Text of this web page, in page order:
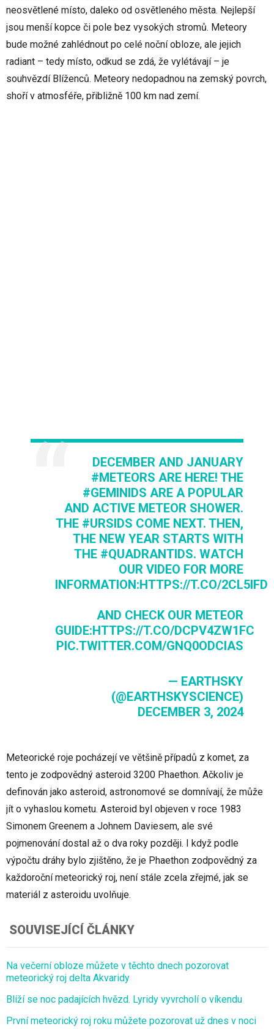
neosvětlené místo, daleko od osvětleného města. Nejlepší
jsou menší kopce či pole bez vysokých stromů. Meteory
bude možné zahlédnout po celé noční obloze, ale jejich
radiant – tedy místo, odkud se zdá, že vylétávají – je
souhvězdí Blíženců. Meteory nedopadnou na zemský povrch,
shoří v atmosféře, přibližně 100 km nad zemí.
DECEMBER AND JANUARY
#METEORS ARE HERE! THE
#GEMINIDS ARE A POPULAR
AND ACTIVE METEOR SHOWER.
THE #URSIDS COME NEXT. THEN,
THE NEW YEAR STARTS WITH
THE #QUADRANTIDS. WATCH
OUR VIDEO FOR MORE
INFORMATION:HTTPS://T.CO/
AND CHECK OUR METEOR
GUIDE:HTTPS://T.CO/DCPV4ZW1FC
PIC.TWITTER.COM/GNQ0ODCIAS
— EARTHSKY
(@EARTHSKYSCIENCE)
DECEMBER 3, 2024
Meteorické roje pocházejí ve většině případů z komet, za
tento je zodpovědný asteroid 3200 Phaethon. Ačkoliv je
definován jako asteroid, astronomové se domnívají, že může
jít o vyhaslou kometu. Asteroid byl objeven v roce 1983
Simonem Greenem a Johnem Daviesem, ale své
pojmenování dostal až o dva roky později. I když podle
výpočtu dráhy bylo zjištěno, že je Phaethon zodpovědný za
každoroční meteorický roj, není stále zcela zřejmé, jak se
materiál z asteroidu uvolňuje.
SOUVISEJÍCÍ ČLÁNKY
Na večerní obloze můžete v těchto dnech pozorovat
meteorický roj delta Akvaridy
Blíží se noc padajících hvězd. Lyridy vyvrcholí o víkendu
První meteorický roj roku můžete pozorovat už dnes v noci